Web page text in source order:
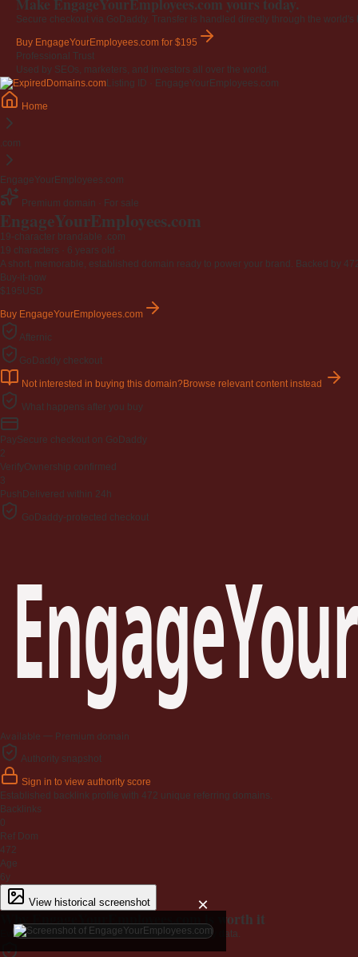
Make EngageYourEmployees.com yours today.
Secure checkout via GoDaddy. Transfer is handled directly through the world's
Buy EngageYourEmployees.com for $195
Professional Trust
Used by SEOs, marketers, and investors all over the world.
Listing ID · EngageYourEmployees.com
Home
.com
EngageYourEmployees.com
Premium domain · For sale
EngageYourEmployees.com
19-character brandable .com
19 characters · 6 years old
A short, memorable, established domain ready to power your brand. Backed by
Buy-it-now
$195USD
Buy EngageYourEmployees.com
Afternic
GoDaddy checkout
Not interested in buying this domain?Browse relevant content instead
What happens after you buy
PaySecure checkout on GoDaddy
2
VerifyOwnership confirmed
3
Push Delivered within 24h
GoDaddy-protected checkout
Available — Premium domain
Authority snapshot
Sign in to view authority score
Established backlink profile with 472 unique referring domains.
Backlinks
0
Ref Dom
472
Age
6y
View historical screenshot ×
Why EngageYourEmployees.com is worth it
Every claim below is backed by verified third-party data.